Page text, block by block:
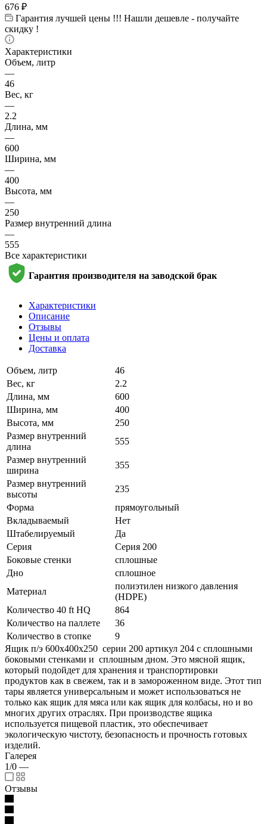
676 ₽
Гарантия лучшей цены !!! Нашли дешевле - получайте
скидку !
Характеристики
Объем, литр
—
46
Вес, кг
—
2.2
Длина, мм
—
600
Ширина, мм
—
400
Высота, мм
—
250
Размер внутренний длина
—
555
Все характеристики
Гарантия производителя на заводской брак
Характеристики
Описание
Отзывы
Цены и оплата
Доставка
Объем, литр
46
Вес, кг
2.2
Длина, мм
600
Ширина, мм
400
Высота, мм
250
Размер внутренний
длина
555
Размер внутренний
ширина
355
Размер внутренний
высоты
235
Форма
прямоугольный
Вкладываемый
Нет
Штабелируемый
Да
Серия
Серия 200
Боковые стенки
сплошные
Дно
сплошное
Материал
полиэтилен низкого давления
(HDPE)
Количество 40 ft HQ
864
Количество на паллете
36
Количество в стопке
9
Ящик п/э 600х400х250 серии 200 артикул 204 с сплошными
боковыми стенками и сплошным дном. Это мясной ящик,
который подойдет для хранения и транспортировки
продуктов как в свежем, так и в замороженном виде. Этот тип
тары является универсальным и может использоваться не
только как ящик для мяса или как ящик для колбасы, но и во
многих других отраслях. При производстве ящика
используется пищевой пластик, это обеспечивает
экологическую чистоту, безопасность и прочность готовых
изделий.
Галерея
1/0 —
Отзывы